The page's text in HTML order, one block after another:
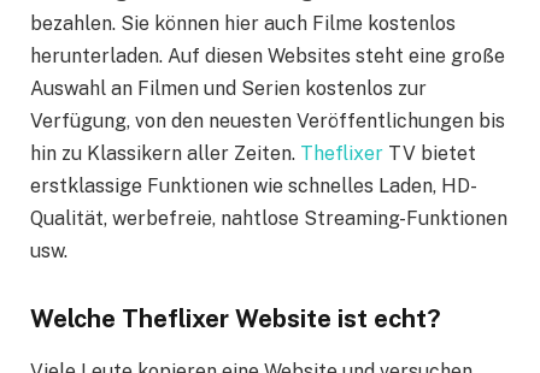
bezahlen. Sie können hier auch Filme kostenlos
herunterladen. Auf diesen Websites steht eine große
Auswahl an Filmen und Serien kostenlos zur
Verfügung, von den neuesten Veröffentlichungen bis
hin zu Klassikern aller Zeiten. Theflixer TV bietet
erstklassige Funktionen wie schnelles Laden, HD-
Qualität, werbefreie, nahtlose Streaming-Funktionen
usw.
Welche Theflixer Website ist echt?